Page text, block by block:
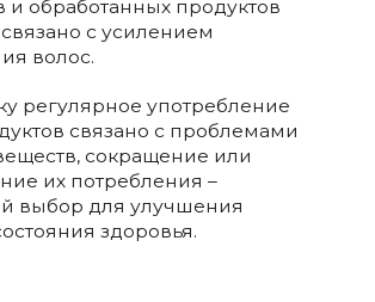
и обработанных продуктов
с усилением
волос.
регулярное употребление
связано с проблемами
сокращение или
их потребления –
выбор для улучшения
здоровья.